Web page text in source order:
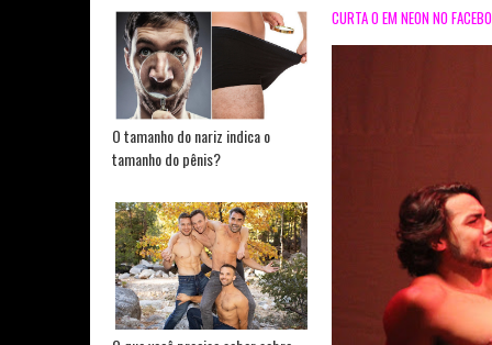
O tamanho do nariz indica o
tamanho do pênis?
CURTA O EM NEON NO